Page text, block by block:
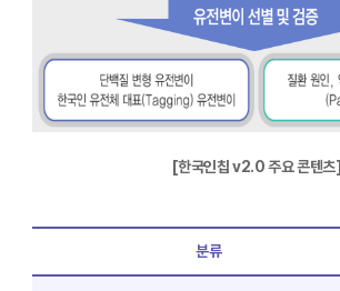
[한국인칩 v2.0 주요 콘텐츠]
분류